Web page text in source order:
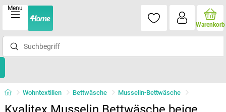
Menu
Warenkorb
Wohntextilien Bettwäsche Musselin-Bettwäsche